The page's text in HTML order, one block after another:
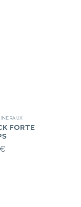
FORTE
€